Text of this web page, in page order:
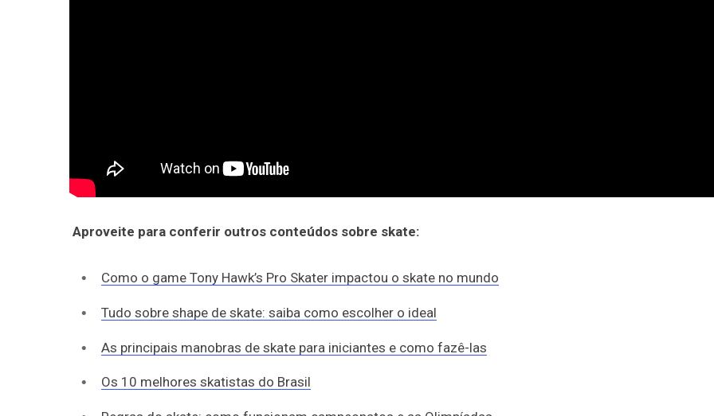
Aproveite para conferir outros conteúdos sobre skate:
Como o game Tony Hawk’s Pro Skater impactou o skate no mundo
Tudo sobre shape de skate: saiba como escolher o ideal
As principais manobras de skate para iniciantes e como fazê-las
Os 10 melhores skatistas do Brasil